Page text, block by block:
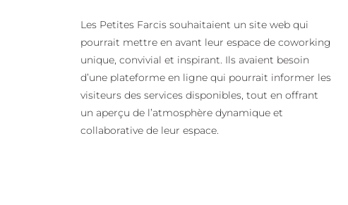
Les Petites Farcis souhaitaient un site web qui
pourrait mettre en avant leur espace de coworking
unique, convivial et inspirant. Ils avaient besoin
d’une plateforme en ligne qui pourrait informer les
visiteurs des services disponibles, tout en offrant
un aperçu de l’atmosphère dynamique et
collaborative de leur espace.